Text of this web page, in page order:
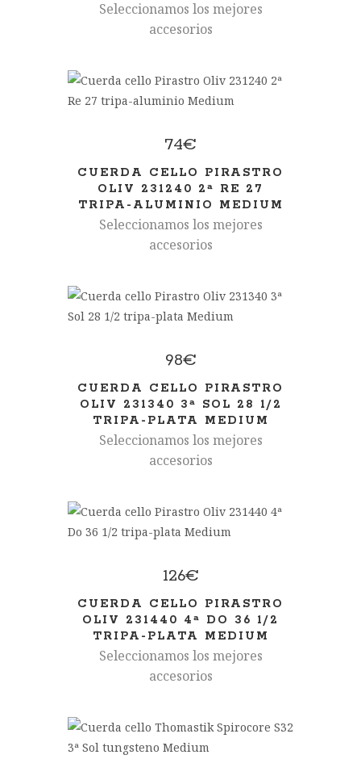
Seleccionamos los mejores
accesorios
74€
CUERDA CELLO PIRASTRO
OLIV 231240 2ª RE 27
TRIPA-ALUMINIO MEDIUM
Seleccionamos los mejores
accesorios
98€
CUERDA CELLO PIRASTRO
OLIV 231340 3ª SOL 28 1/2
TRIPA-PLATA MEDIUM
Seleccionamos los mejores
accesorios
126€
CUERDA CELLO PIRASTRO
OLIV 231440 4ª DO 36 1/2
TRIPA-PLATA MEDIUM
Seleccionamos los mejores
accesorios